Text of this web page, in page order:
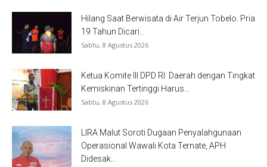
Hilang Saat Berwisata di Air Terjun Tobelo. Pria
19 Tahun Dicari...
Sabtu, 8 Agustus 2026
Ketua Komite III DPD RI: Daerah dengan Tingkat
Kemiskinan Tertinggi Harus...
Sabtu, 8 Agustus 2026
LIRA Malut Soroti Dugaan Penyalahgunaan
Operasional Wawali Kota Ternate, APH
Didesak...